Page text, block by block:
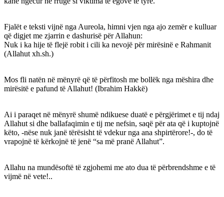
Fjalët e teksti vijnë nga Aureola, himni vjen nga ajo zemër e kulluar
që digjet me zjarrin e dashurisë për Allahun:
Nuk i ka hije të flejë robit i cili ka nevojë për mirësinë e Rahmanit
(Allahut xh.sh.)
Mos fli natën në mënyrë që të përfitosh me bollëk nga mëshira dhe
mirësitë e pafund të Allahut! (Ibrahim Hakkë)
Ai i paraqet në mënyrë shumë ndikuese duatë e përgjërimet e tij ndaj
Allahut si dhe ballafaqimin e tij me nefsin, saqë për ata që i kuptojnë
këto, -nëse nuk janë tërësisht të vdekur nga ana shpirtërore!-, do të
vrapojnë të kërkojnë të jenë “sa më pranë Allahut”.
Allahu na mundësoftë të zgjohemi me ato dua të përbrendshme e të
vijmë në vete!..